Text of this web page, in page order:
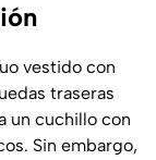
vestido con
traseras
un cuchillo con
Sin embargo,